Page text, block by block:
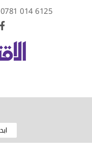
0781 014 6125